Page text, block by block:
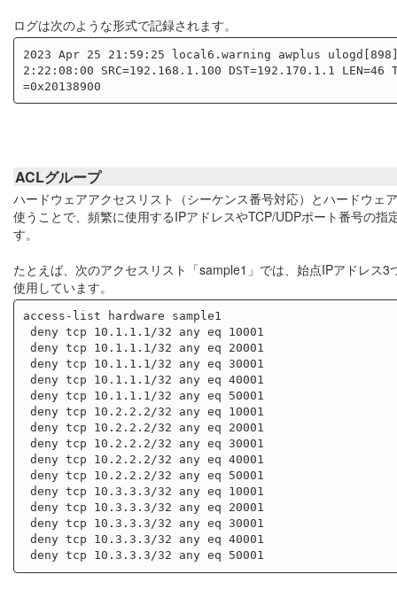
ログは次のような形式で記録されます。
2023 Apr 25 21:59:25 local6.warning awplus ulogd[898]:
2:22:08:00 SRC=192.168.1.100 DST=192.170.1.1 LEN=46
ACLグループ
ハードウェアアクセスリスト（シーケンス番号対応）とハードウ
使うことで、頻繁に使用するIPアドレスやTCP/UDPポート番号の
す。
たとえば、次のアクセスリスト「sample1」では、始点IPアドレス
使用しています。
access-list hardware sample1